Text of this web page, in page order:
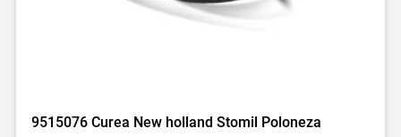
9515076 Curea New holland Stomil Poloneza